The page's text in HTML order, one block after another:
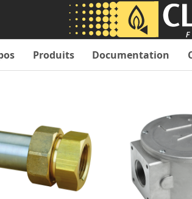
Produits Documentation